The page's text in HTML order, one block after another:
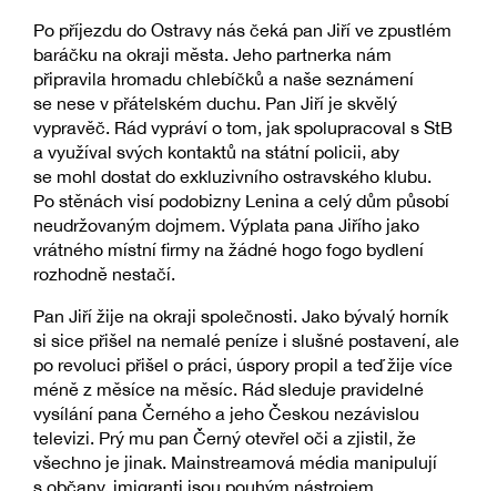
Po příjezdu do Ostravy nás čeká pan Jiří ve zpustlém
baráčku na okraji města. Jeho partnerka nám
připravila hromadu chlebíčků a naše seznámení
se nese v přátelském duchu. Pan Jiří je skvělý
vypravěč. Rád vypráví o tom, jak spolupracoval s StB
a využíval svých kontaktů na státní policii, aby
se mohl dostat do exkluzivního ostravského klubu.
Po stěnách visí podobizny Lenina a celý dům působí
neudržovaným dojmem. Výplata pana Jiřího jako
vrátného místní firmy na žádné hogo fogo bydlení
rozhodně nestačí.
Pan Jiří žije na okraji společnosti. Jako bývalý horník
si sice přišel na nemalé peníze i slušné postavení, ale
po revoluci přišel o práci, úspory propil a teď žije více
méně z měsíce na měsíc. Rád sleduje pravidelné
vysílání pana Černého a jeho Českou nezávislou
televizi. Prý mu pan Černý otevřel oči a zjistil, že
všechno je jinak. Mainstreamová média manipulují